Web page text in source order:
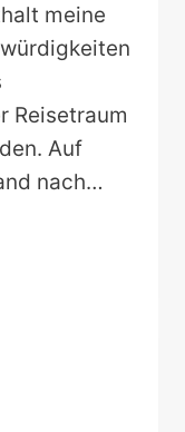
meine
Reisetraum
Auf
nach…